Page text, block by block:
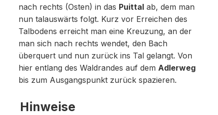
nach rechts (Osten) in das Puittalab, dem man
nun talauswärts folgt. Kurz vor Erreichen des
Talbodens erreicht man eine Kreuzung, an der
man sich nach rechts wendet, den Bach
überquert und nun zurück ins Tal gelangt. Von
hier entlang des Waldrandes auf dem Adlerweg
bis zum Ausgangspunkt zurück spazieren.
Hinweise